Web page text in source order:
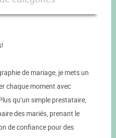
de mariage, je mets un
chaque moment avec
qu’un simple prestataire,
des mariés, prenant le
de confiance pour des